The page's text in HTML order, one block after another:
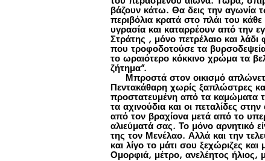
βάζουν κάτω. Θα δεις την αγωνία
περιβόλια κρατά στο πλάι του κάθε
υγρασία και καταρρέουν από την
Στράτης , μόνο πετρέλαιο και λάδι
που τροφοδοτούσε τα
το ωραιότερο κόκκινο χρώμα τα
ζήτημα”.
Μπροστά στον οικισμό
Πεντακάθαρη χωρίς ξαπλώστρες
προστατευμένη από τα καμώματα
τα αχινούδια και οι πεταλίδες
από τον βραχίονα μετά από το
αλιεύματά σας. Το μόνο αρνητικό
της τον Μενέλαο. Αλλά και την
και λίγο το μάτι σου ξεχώριζες
Ομορφιά, μέτρο, ανελέητος ήλιος,